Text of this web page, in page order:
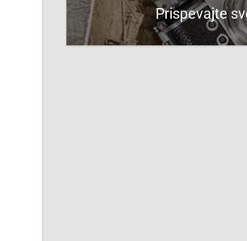
Prispevajte